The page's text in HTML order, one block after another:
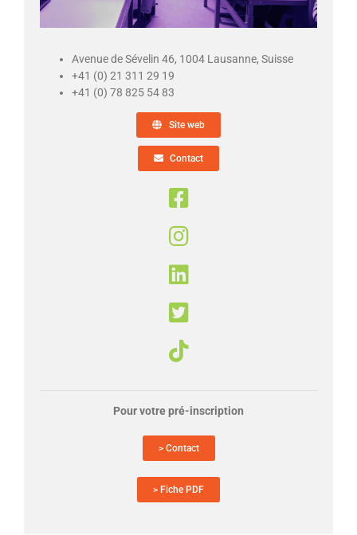
Avenue de Sévelin 46, 1004 Lausanne, Suisse
+41 (0) 21 311 29 19
+41 (0) 78 825 54 83
Site web
Contact
Pour votre pré-inscription
> Contact
> Fiche PDF